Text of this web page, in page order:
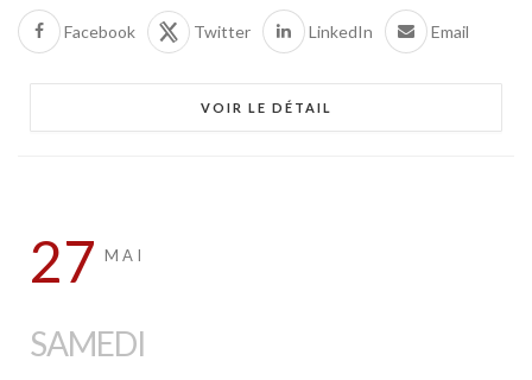
Facebook Twitter LinkedIn Email
VOIR LE DÉTAIL
27 MAI
SAMEDI